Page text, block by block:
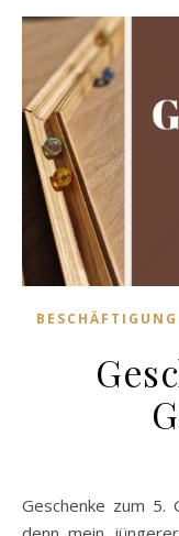
Geschenke zum 5. Geburtstag sind bei uns brandaktuell,